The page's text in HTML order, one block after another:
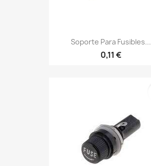
Soporte Para Fusibles...
0,11 €